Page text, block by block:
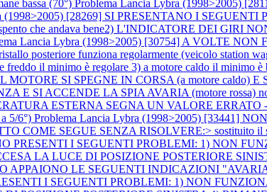
bassa (70°) Problema Lancia Lybra (1998>2005)
(1998>2005) [28269] SI PRESENTANO I
che andava bene2) L'INDICATORE DEI GIRI
Lancia Lybra (1998>2005) [30754] A VOLTE
posteriore funziona regolarmente (veicolo station
il minimo è regolare 3) a motore caldo il minimo
MOTORE SI SPEGNE IN CORSA (a motore caldo)
SI ACCENDE LA SPIA AVARIA (motore rossa)
ESTERNA SEGNA UN VALORE ERRATO -
5/6°) Problema Lancia Lybra (1998>2005) [33441]
COME SEGUE SENZA RISOLVERE:> sostituito il
PRESENTI I SEGUENTI PROBLEMI: 1) NON
LA LUCE DI POSIZIONE POSTERIORE
APPAIONO LE SEGUENTI INDICAZIONI
I SEGUENTI PROBLEMI: 1) NON